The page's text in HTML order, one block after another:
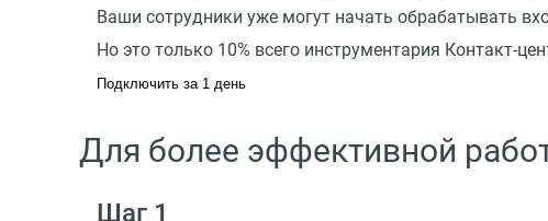
Ваши сотрудники уже могут начать обрабатывать
Но это только 10% всего инструментария Контакт-
Подключить за 1 день
Для более эффективной
Шаг 1